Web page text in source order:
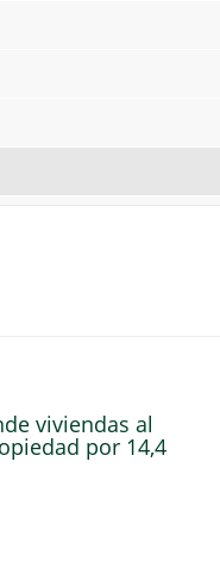
viviendas al
por 14,4